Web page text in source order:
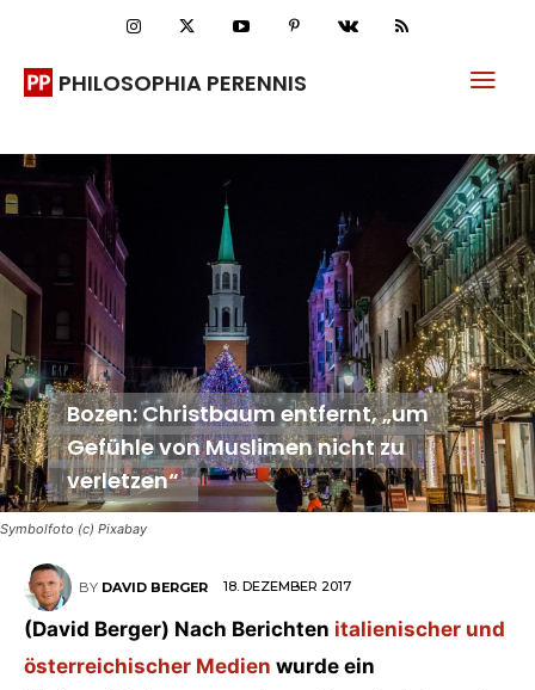
PHILOSOPHIA PERENNIS
Symbolfoto (c) Pixabay
Bozen: Christbaum entfernt, „um
Gefühle von Muslimen nicht zu
verletzen“
BY DAVID BERGER 18. DEZEMBER 2017
(David Berger) Nach Berichten italienischer und
österreichischer Medien wurde ein